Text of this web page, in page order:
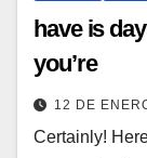
have is
you’re
12 DE
Certainly!